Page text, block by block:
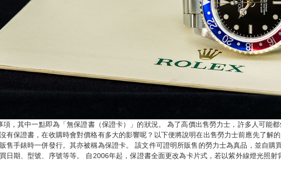
項，其中一點即為「無保證書（保證卡）」的狀況。 為了高價出售勞力士，許多人可能
有保證書，在收購時會對價格有多大的影響呢？以下便將說明在出售勞力士前應先了解
售手錶時一併發行。其亦被稱為保證卡。 該文件可證明所販售的勞力士為真品，並自購
日期、型號、序號等等。 自2006年起，保證書全面更改為卡片式，若以紫外線燈光照射